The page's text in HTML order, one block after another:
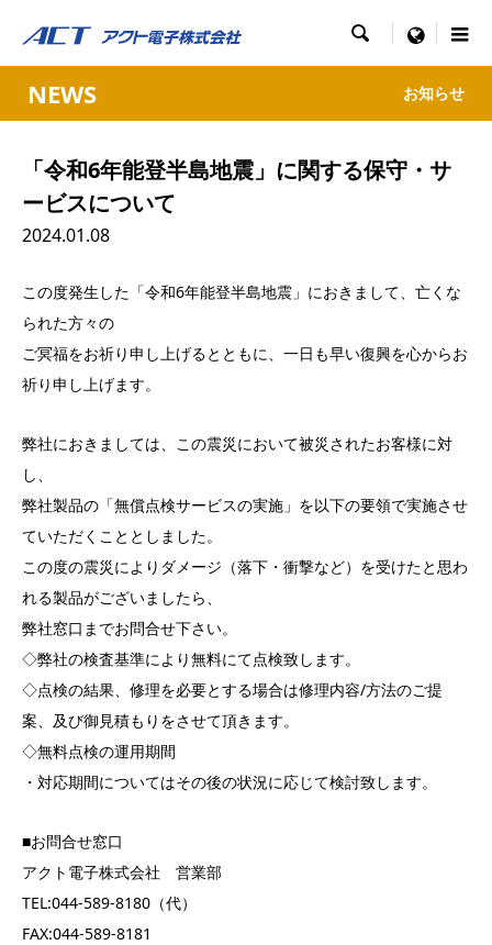
 menu
NEWS お知らせ
「令和6年能登半島地震」に関する保守・サ
ービスについて
2024.01.08
この度発生した「令和6年能登半島地震」におきまして、亡くな
られた方々の
ご冥福をお祈り申し上げるとともに、一日も早い復興を心からお
祈り申し上げます。
弊社におきましては、この震災において被災されたお客様に対
し、
弊社製品の「無償点検サービスの実施」を以下の要領で実施させ
ていただくこととしました。
この度の震災によりダメージ（落下・衝撃など）を受けたと思わ
れる製品がございましたら、
弊社窓口までお問合せ下さい。
◇弊社の検査基準により無料にて点検致します。
◇点検の結果、修理を必要とする場合は修理内容/方法のご提
案、及び御見積もりをさせて頂きます。
◇無料点検の運用期間
・対応期間についてはその後の状況に応じて検討致します。
■お問合せ窓口
アクト電子株式会社 営業部
TEL:044-589-8180（代）
FAX:044-589-8181